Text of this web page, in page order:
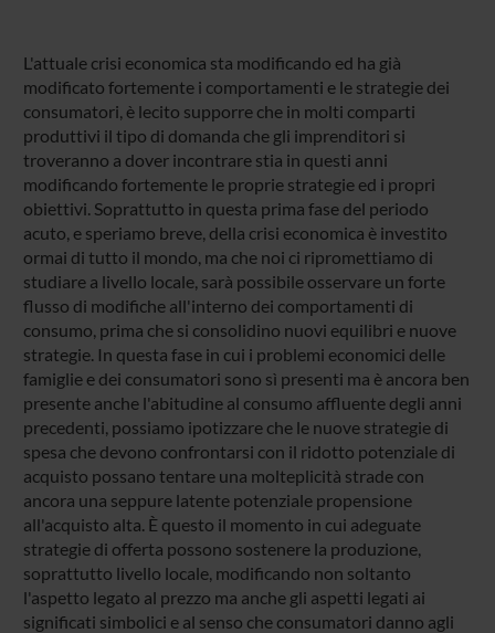
L'attuale crisi economica sta modificando ed ha già
modificato fortemente i comportamenti e le strategie dei
consumatori, è lecito supporre che in molti comparti
produttivi il tipo di domanda che gli imprenditori si
troveranno a dover incontrare stia in questi anni
modificando fortemente le proprie strategie ed i propri
obiettivi. Soprattutto in questa prima fase del periodo
acuto, e speriamo breve, della crisi economica è investito
ormai di tutto il mondo, ma che noi ci ripromettiamo di
studiare a livello locale, sarà possibile osservare un forte
flusso di modifiche all'interno dei comportamenti di
consumo, prima che si consolidino nuovi equilibri e nuove
strategie. In questa fase in cui i problemi economici delle
famiglie e dei consumatori sono sì presenti ma è ancora ben
presente anche l'abitudine al consumo affluente degli anni
precedenti, possiamo ipotizzare che le nuove strategie di
spesa che devono confrontarsi con il ridotto potenziale di
acquisto possano tentare una molteplicità strade con
ancora una seppure latente potenziale propensione
all'acquisto alta. È questo il momento in cui adeguate
strategie di offerta possono sostenere la produzione,
soprattutto livello locale, modificando non soltanto
l'aspetto legato al prezzo ma anche gli aspetti legati ai
significati simbolici e al senso che consumatori danno agli